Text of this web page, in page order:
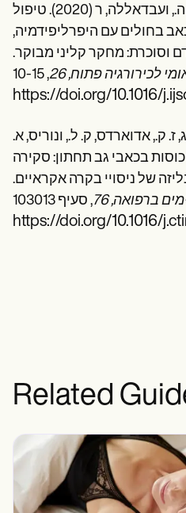
ר' ה, אמין, ק., עות'מן, ח. ה., ועבדאללה, ר (2020). טיפול
בחולים עם היפרליפידמיה,
וסוכרת: מחקר קליני מבוקר.
לכירורגיה פתוח, 26
https://doi.org/10.1016/
ז. ק., אדוארדס, ק. ל., ונוריס, א.
כוסות בכאבי גב תחתון: סקירה
של ניסויי בקרה אקראיים.
ברפואה, 76
https://doi.org/10.1016/
Related